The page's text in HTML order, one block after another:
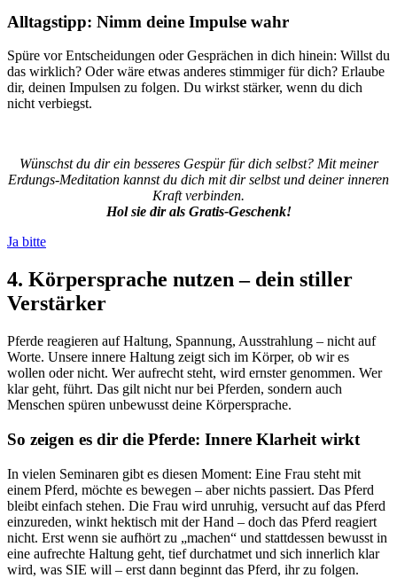
Alltagstipp: Nimm deine Impulse wahr
Spüre vor Entscheidungen oder Gesprächen in dich hinein: Willst du
das wirklich? Oder wäre etwas anderes stimmiger für dich? Erlaube
dir, deinen Impulsen zu folgen. Du wirkst stärker, wenn du dich
nicht verbiegst.
Wünschst du dir ein besseres Gespür für dich selbst? Mit meiner
Erdungs-Meditation kannst du dich mit dir selbst und deiner inneren
Kraft verbinden.
Hol sie dir als Gratis-Geschenk!
Ja bitte
4. Körpersprache nutzen – dein stiller
Verstärker
Pferde reagieren auf Haltung, Spannung, Ausstrahlung – nicht auf
Worte. Unsere innere Haltung zeigt sich im Körper, ob wir es
wollen oder nicht. Wer aufrecht steht, wird ernster genommen. Wer
klar geht, führt. Das gilt nicht nur bei Pferden, sondern auch
Menschen spüren unbewusst deine Körpersprache.
So zeigen es dir die Pferde: Innere Klarheit wirkt
In vielen Seminaren gibt es diesen Moment: Eine Frau steht mit
einem Pferd, möchte es bewegen – aber nichts passiert. Das Pferd
bleibt einfach stehen. Die Frau wird unruhig, versucht auf das Pferd
einzureden, winkt hektisch mit der Hand – doch das Pferd reagiert
nicht. Erst wenn sie aufhört zu „machen“ und stattdessen bewusst in
eine aufrechte Haltung geht, tief durchatmet und sich innerlich klar
wird, was SIE will – erst dann beginnt das Pferd, ihr zu folgen.